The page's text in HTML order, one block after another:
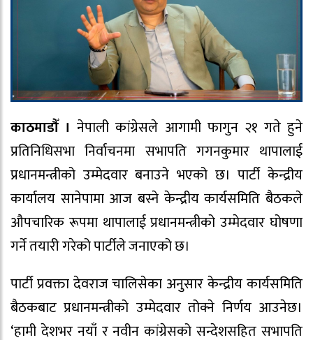
काठमाडौँ । नेपाली कांग्रेसले आगामी फागुन २१ गते हुने
प्रतिनिधिसभा निर्वाचनमा सभापति गगनकुमार थापालाई
प्रधानमन्त्रीको उम्मेदवार बनाउने भएको छ। पार्टी केन्द्रीय
कार्यालय सानेपामा आज बस्ने केन्द्रीय कार्यसमिति बैठकले
औपचारिक रूपमा थापालाई प्रधानमन्त्रीको उम्मेदवार घोषणा
गर्ने तयारी गरेको पार्टीले जनाएको छ।
पार्टी प्रवक्ता देवराज चालिसेका अनुसार केन्द्रीय कार्यसमिति
बैठकबाट प्रधानमन्त्रीको उम्मेदवार तोक्ने निर्णय आउनेछ।
‘हामी देशभर नयाँ र नवीन कांग्रेसको सन्देशसहित सभापति